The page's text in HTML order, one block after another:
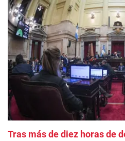
Tras más de diez horas de